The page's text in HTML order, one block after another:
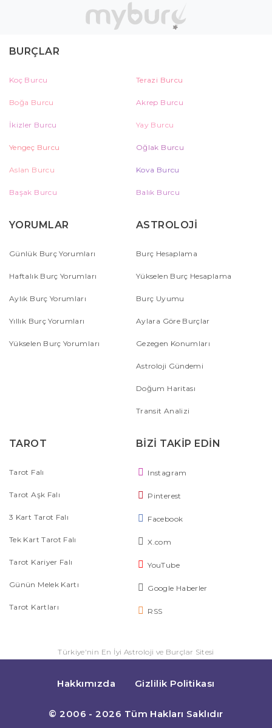
BURÇLAR
Koç Burcu Terazi Burcu
Boğa Burcu Akrep Burcu
İkizler Burcu Yay Burcu
Yengeç Burcu Oğlak Burcu
Aslan Burcu Kova Burcu
Başak Burcu Balık Burcu
YORUMLAR
Günlük Burç Yorumları
Haftalık Burç Yorumları
Aylık Burç Yorumları
Yıllık Burç Yorumları
Yükselen Burç Yorumları
ASTROLOJİ
Burç Hesaplama
Yükselen Burç Hesaplama
Burç Uyumu
Aylara Göre Burçlar
Gezegen Konumları
Astroloji Gündemi
Doğum Haritası
Transit Analizi
TAROT
Tarot Falı
Tarot Aşk Falı
3 Kart Tarot Falı
Tek Kart Tarot Falı
Tarot Kariyer Falı
Günün Melek Kartı
Tarot Kartları
BİZİ TAKİP EDİN
Instagram
Pinterest
Facebook
X.com
YouTube
Google Haberler
RSS
Türkiye'nin En İyi Astroloji ve Burçlar Sitesi
Hakkımızda Gizlilik Politikası
© 2006 - 2026 Tüm Hakları Saklıdır